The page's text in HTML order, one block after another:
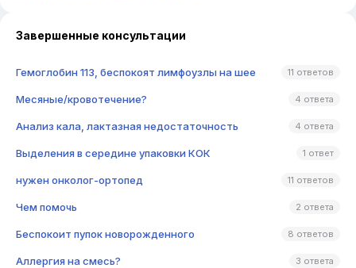
Завершенные консультации
Гемоглобин 113, беспокоят лимфоузлы на шее 11 ответов
Месяные/кровотечение? 4 ответа
Анализ кала, лактазная недостаточность 4 ответа
Выделения в середине упаковки КОК 1 ответ
нужен онколог-ортопед 11 ответов
Чем помочь 2 ответа
Беспокоит пупок новорожденного 8 ответов
Аллергия на смесь? 3 ответа